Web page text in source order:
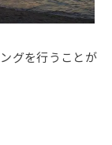
グを行うことが